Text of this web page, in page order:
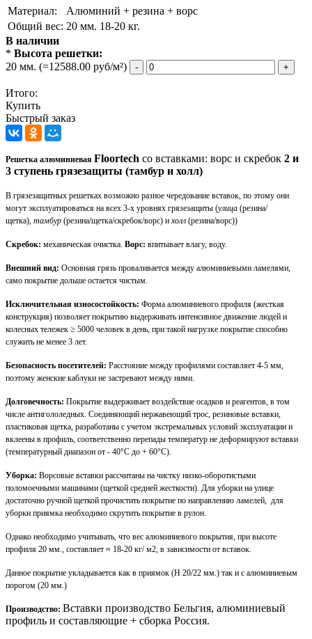
Материал:
Алюминий + резина + ворс
Общий вес: 20 мм. 18-20 кг.
В наличии
* Высота решетки:
20 мм. (=12588.00 руб/м²) - +
Итого:
Купить
Быстрый заказ
Решетка алюминиевая Floortech со вставками: ворс и скребок 2 и
3 ступень грязезащиты (тамбур и холл)
В грязезащитных решетках возможно разное чередование вставок, по этому они
могут эксплуатироваться на всех 3-х уровнях грязезащиты (улица (резина/
щетка), тамбур (резина/щетка/скребок/ворс) и холл (резина/ворс))
Скребок: механическая очистка. Ворс: впитывает влагу, воду.
Внешний вид: Основная грязь проваливается между алюминиевыми ламелями,
само покрытие дольше остается чистым.
Исключительная износостойкость: Форма алюминиевого профиля (жесткая
конструкция) позволяет покрытию выдерживать интенсивное движение людей и
колесных тележек ≥ 5000 человек в день, при такой нагрузке покрытие способно
служить не менее 3 лет.
Безопасность посетителей: Расстояние между профилями составляет 4-5 мм,
поэтому женские каблуки не застревают между ними.
Долговечность: Покрытие выдерживает воздействие осадков и реагентов, в том
числе антигололедных. Соединяющий нержавеющий трос, резиновые вставки,
пластиковая щетка, разработаны с учетом экстремальных условий эксплуатации и
вклеены в профиль, соответственно перепады температур не деформируют вставки
(температурный диапазон от - 40°С до + 60°С).
Уборка: Ворсовые вставки рассчитаны на чистку низко-оборотистыми
поломоечными машинами (щеткой средней жесткости). Для уборки на улице
достаточно ручной щеткой прочистить покрытие по направлению ламелей, для
уборки приямка необходимо скрутить покрытие в рулон.
Однако необходимо учитывать, что вес алюминиевого покрытия, при высоте
профиля 20 мм., составляет ≈ 18-20 кг/ м2, в зависимости от вставок.
Данное покрытие укладывается как в приямок (H 20/22 мм.) так и с алюминиевым
порогом (20 мм.)
Производство: Вставки производство Бельгия, алюминиевый
профиль и составляющие + сборка Россия.